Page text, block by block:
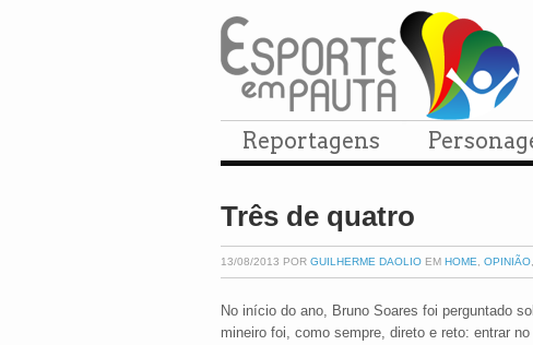
Reportagens
Três de quatro
13/08/2013 POR GUILHERME DAOLIO EM HOME OPINIÃO
No início do ano, Bruno Soares foi perguntado
mineiro foi, como sempre, direto e reto: entrar